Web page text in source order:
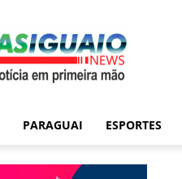
PARAGUAI ESPORTES